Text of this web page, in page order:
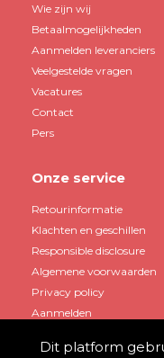
Wie zijn wij
Betaalmogelijkheden
Aanmelden leveranciers
Veelgestelde vragen
Vacatures
Contact
Pers
Onze service
Retourinformatie
Klachten en geschillen
Responsible disclosure
Algemene voorwaarden
Privacy policy
Aanmelden
Dit platform